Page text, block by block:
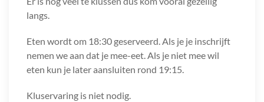
langs.
Eten wordt om 18:30 geserveerd. Als je je inschrijft
nemen we aan dat je mee-eet. Als je niet mee wil
eten kun je later aansluiten rond 19:15.
Kluservaring is niet nodig.